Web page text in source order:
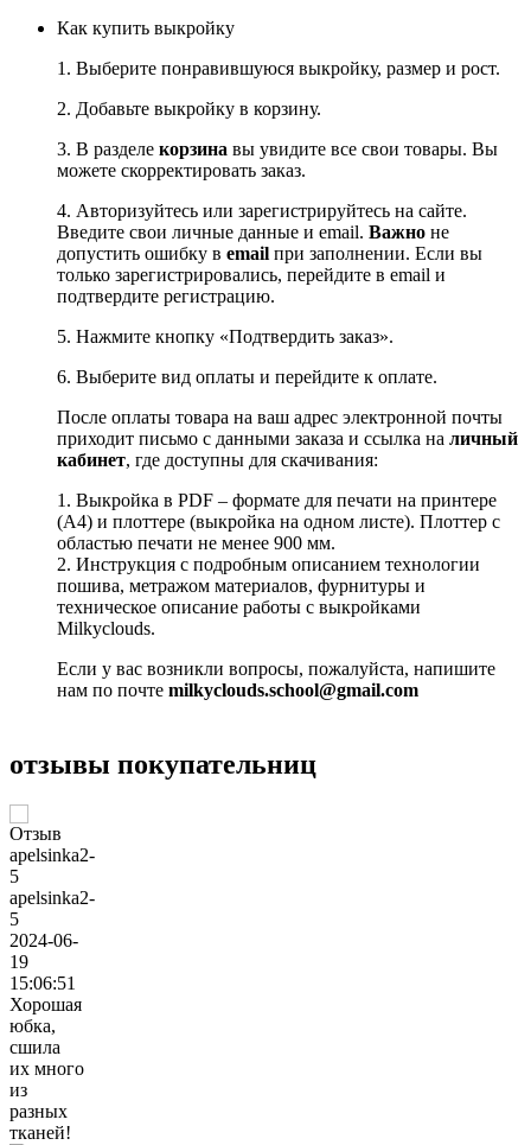
Как купить выкройку
1. Выберите понравившуюся выкройку, размер и рост.
2. Добавьте выкройку в корзину.
3. В разделе корзина вы увидите все свои товары. Вы
можете скорректировать заказ.
4. Авторизуйтесь или зарегистрируйтесь на сайте.
Введите свои личные данные и email. Важно не
допустить ошибку в email при заполнении. Если вы
только зарегистрировались, перейдите в email и
подтвердите регистрацию.
5. Нажмите кнопку «Подтвердить заказ».
6. Выберите вид оплаты и перейдите к оплате.
После оплаты товара на ваш адрес электронной почты
приходит письмо с данными заказа и ссылка на личный
кабинет, где доступны для скачивания:
1. Выкройка в PDF – формате для печати на принтере
(А4) и плоттере (выкройка на одном листе). Плоттер с
областью печати не менее 900 мм.
2. Инструкция с подробным описанием технологии
пошива, метражом материалов, фурнитуры и
техническое описание работы с выкройками
Milkyclouds.
Если у вас возникли вопросы, пожалуйста, напишите
нам по почте milkyclouds.school@gmail.com
отзывы покупательниц
apelsinka2-
5
2024-06-
19
15:06:51
Хорошая
юбка,
сшила
их много
из
разных
тканей!